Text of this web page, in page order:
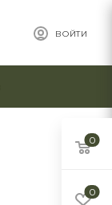
ВОЙТИ
0
0